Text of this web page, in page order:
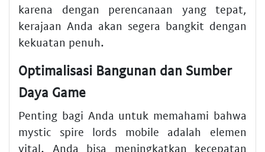
karena dengan perencanaan yang tepat,
kerajaan Anda akan segera bangkit dengan
kekuatan penuh.
Optimalisasi Bangunan dan Sumber
Daya Game
Penting bagi Anda untuk memahami bahwa
mystic spire lords mobile adalah elemen
vital. Anda bisa meningkatkan kecepatan